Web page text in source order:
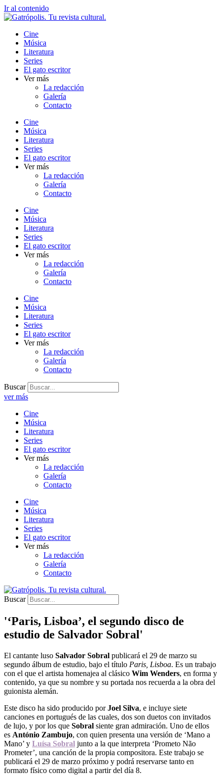
Ir al contenido
Cine
Música
Literatura
Series
El gato escritor
Ver más
La redacción
Galería
Contacto
Cine
Música
Literatura
Series
El gato escritor
Ver más
La redacción
Galería
Contacto
Cine
Música
Literatura
Series
El gato escritor
Ver más
La redacción
Galería
Contacto
Cine
Música
Literatura
Series
El gato escritor
Ver más
La redacción
Galería
Contacto
Buscar
ver más
Cine
Música
Literatura
Series
El gato escritor
Ver más
La redacción
Galería
Contacto
Cine
Música
Literatura
Series
El gato escritor
Ver más
La redacción
Galería
Contacto
Buscar
'‘Paris, Lisboa’, el segundo disco de
estudio de Salvador Sobral'
El cantante luso Salvador Sobral publicará el 29 de marzo su
segundo álbum de estudio, bajo el título Paris, Lisboa. Es un trabajo
con el que el artista homenajea al clásico Wim Wenders, en forma y
contenido, ya que su nombre y su portada nos recuerda a la obra del
guionista alemán.
Este disco ha sido producido porJoel Silva, e incluye siete
canciones en portugués de las cuales, dos son duetos con invitados
de lujo, y por los que Sobral siente gran admiración. Uno de ellos
es António Zambujo, con quien presenta una versión de ‘Mano a
Mano’ y Luísa Sobral junto a la que interpreta ‘Prometo Não
Prometer’, una canción de la propia compositora. Este trabajo se
publicará el 29 de marzo próximo y podrá reservarse tanto en
formato físico como digital a partir del día 8.